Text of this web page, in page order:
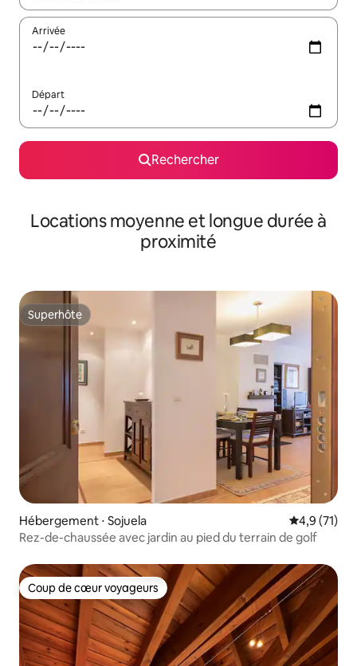
Arrivée
Départ
Rechercher
Locations moyenne et longue durée à
proximité
Superhôte
Superhôte
Hébergement ⋅ Sojuela Évaluation
4,9 (71)
Rez-de-chaussée avec jardin au pied du terrain de golf
Coup de cœur voyageurs
Coup de cœur voyageurs